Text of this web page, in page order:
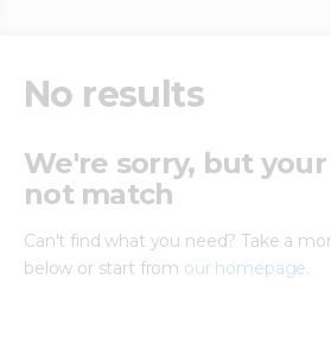
Контакты
No results
We're sorry, but
not match
Can't find what you need? Take a
below or start from our homepage.